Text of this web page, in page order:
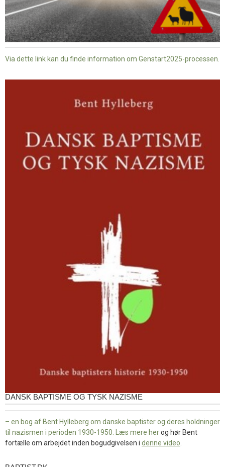
Via dette link kan du finde information om Genstart2025-processen.
DANSK BAPTISME OG TYSK NAZISME
– en bog af Bent Hylleberg om danske baptister og deres holdninger
til nazismen i perioden 1930-1950. Læs mere herog hør Bent
fortælle om arbejdet inden bogudgivelsen i denne video